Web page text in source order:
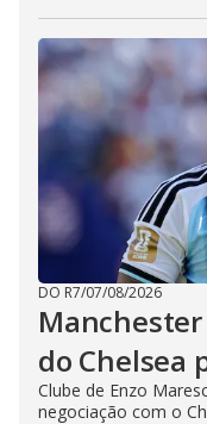
DO R7/07/08/2026
do Chelsea
Clube de Enzo
negociação com o